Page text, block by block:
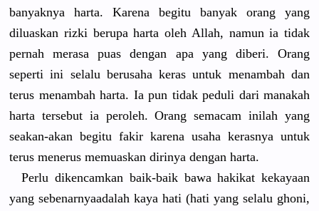
banyaknya harta. Karena begitu banyak orang yang
diluaskan rizki berupa harta oleh Allah, namun ia tidak
pernah merasa puas dengan apa yang diberi. Orang
seperti ini selalu berusaha keras untuk menambah dan
terus menambah harta. Ia pun tidak peduli dari manakah
harta tersebut ia peroleh. Orang semacam inilah yang
seakan-akan begitu fakir karena usaha kerasnya untuk
terus menerus memuaskan dirinya dengan harta.
Perlu dikencamkan baik-baik bawa hakikat kekayaan
yang sebenarnyaadalah kaya hati (hati yang selalu ghoni,